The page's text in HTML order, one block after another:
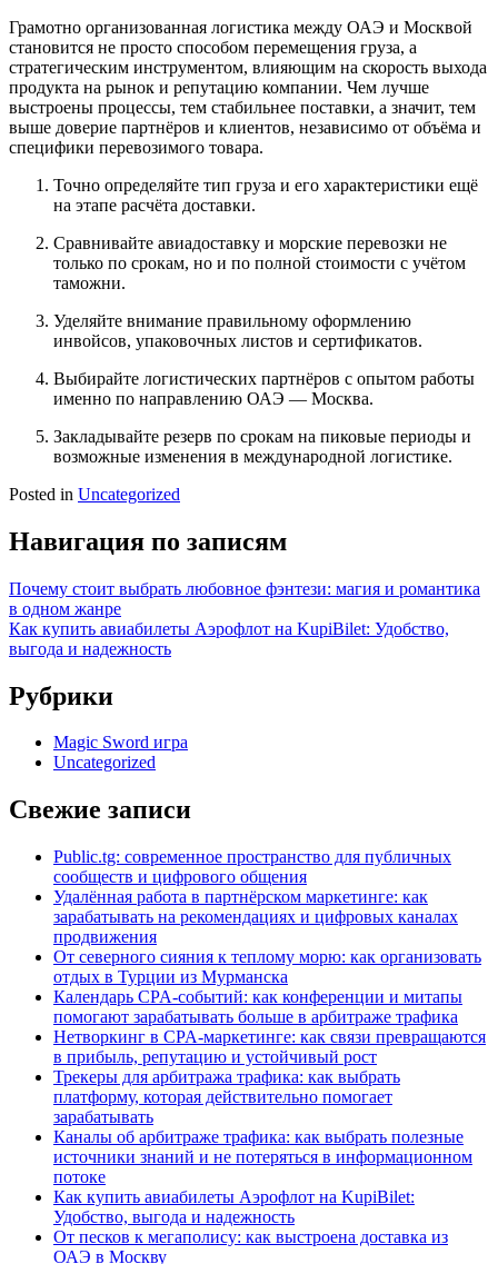
Грамотно организованная логистика между ОАЭ и Москвой
становится не просто способом перемещения груза, а
стратегическим инструментом, влияющим на скорость выхода
продукта на рынок и репутацию компании. Чем лучше
выстроены процессы, тем стабильнее поставки, а значит, тем
выше доверие партнёров и клиентов, независимо от объёма и
специфики перевозимого товара.
Точно определяйте тип груза и его характеристики ещё
на этапе расчёта доставки.
Сравнивайте авиадоставку и морские перевозки не
только по срокам, но и по полной стоимости с учётом
таможни.
Уделяйте внимание правильному оформлению
инвойсов, упаковочных листов и сертификатов.
Выбирайте логистических партнёров с опытом работы
именно по направлению ОАЭ — Москва.
Закладывайте резерв по срокам на пиковые периоды и
возможные изменения в международной логистике.
Posted in Uncategorized
Навигация по записям
Почему стоит выбрать любовное фэнтези: магия и романтика
в одном жанре
Как купить авиабилеты Аэрофлот на KupiBilet: Удобство,
выгода и надежность
Рубрики
Magic Sword игра
Uncategorized
Свежие записи
Public.tg: современное пространство для публичных
сообществ и цифрового общения
Удалённая работа в партнёрском маркетинге: как
зарабатывать на рекомендациях и цифровых каналах
продвижения
От северного сияния к теплому морю: как организовать
отдых в Турции из Мурманска
Календарь CPA-событий: как конференции и митапы
помогают зарабатывать больше в арбитраже трафика
Нетворкинг в CPA-маркетинге: как связи превращаются
в прибыль, репутацию и устойчивый рост
Трекеры для арбитража трафика: как выбрать
платформу, которая действительно помогает
зарабатывать
Каналы об арбитраже трафика: как выбрать полезные
источники знаний и не потеряться в информационном
потоке
Как купить авиабилеты Аэрофлот на KupiBilet:
Удобство, выгода и надежность
От песков к мегаполису: как выстроена доставка из
ОАЭ в Москву